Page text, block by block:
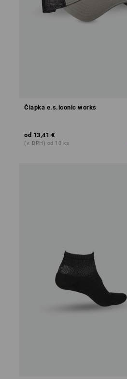
Čiapka e.s.iconic works
od 13,41 €
(v. DPH) od 10 ks